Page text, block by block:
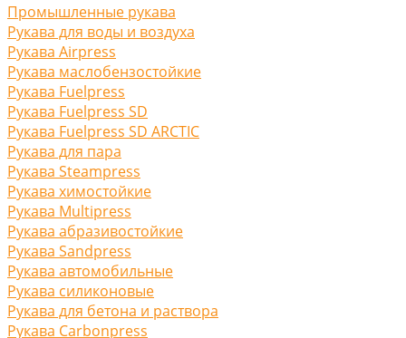
Промышленные рукава
Рукава для воды и воздуха
Рукава Airpress
Рукава маслобензостойкие
Рукава Fuelpress
Рукава Fuelpress SD
Рукава Fuelpress SD ARCTIC
Рукава для пара
Рукава Steampress
Рукава химостойкие
Рукава Multipress
Рукава абразивостойкие
Рукава Sandpress
Рукава автомобильные
Рукава силиконовые
Рукава для бетона и раствора
Рукава Carbonpress